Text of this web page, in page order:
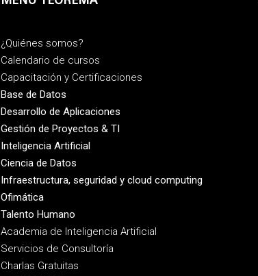
¿Quiénes somos?
Calendario de cursos
Capacitación y Certificaciones
Base de Datos
Desarrollo de Aplicaciones
Gestión de Proyectos & TI
Inteligencia Artificial
Ciencia de Datos
Infraestructura, seguridad y cloud computing
Ofimática
Talento Humano
Academia de Inteligencia Artificial
Servicios de Consultoría
Charlas Gratuitas